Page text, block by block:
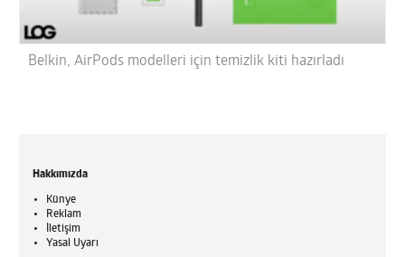
Belkin, AirPods modelleri için temizlik kiti hazırladı
Hakkımızda
Künye
Reklam
İletişim
Yasal Uyarı